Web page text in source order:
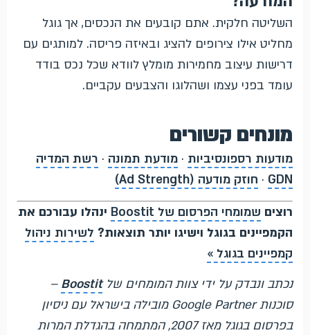
השליטה חלקית. אתם קובעים את הנכסים, אך גוגל
מחליט אילו צירופים להציג ובאיזה פריסה. למותגים עם
דרישות עיצוב מחמירות מומלץ לוודא שכל נכס בודד
עומד בפני עצמו ושהלוגו והצבעים עקביים.
מונחים קשורים
מודעות רספונסיביות · מודעת תמונה · רשת המדיה
GDN
· חוזק מודעה (Ad Strength)
רוצים שמומחי הפרסום של Boostit
ינהלו עבורכם את
הקמפיינים בגוגל וישיגו יותר תוצאות? לשירות ניהול
קמפיינים בגוגל »
נכתב ונבדק על ידי צוות המומחים שלBoostit
–
סוכנות Google Partner מובילה בישראל עם ניסיון
בפרסום בגוגל מאז 2007, המתמחה בהגדלת המרות